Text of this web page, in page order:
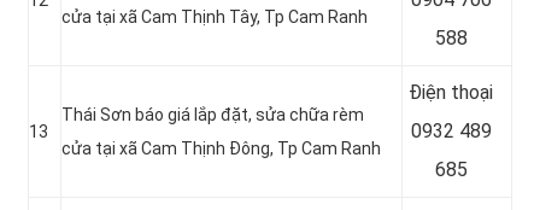
cửa tại xã Cam Thịnh Tây, Tp Cam Ranh
588
13
Thái Sơn báo giá lắp đặt, sửa chữa rèm
cửa tại xã Cam Thịnh Đông, Tp Cam Ranh
Điện thoại
0932 489
685